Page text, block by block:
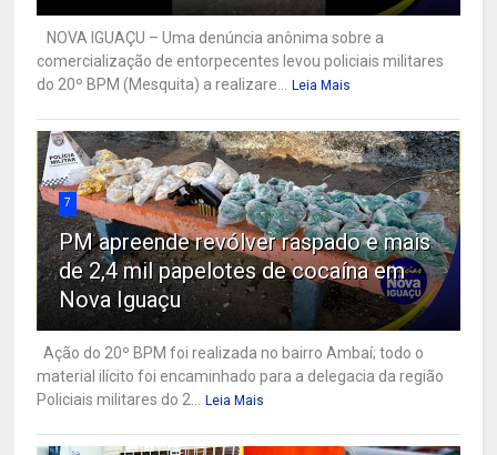
NOVA IGUAÇU – Uma denúncia anônima sobre a
comercialização de entorpecentes levou policiais militares
do 20º BPM (Mesquita) a realizare... Leia Mais
7
PM apreende revólver raspado e mais
de 2,4 mil papelotes de cocaína em
Nova Iguaçu
Ação do 20º BPM foi realizada no bairro Ambaí; todo o
material ilícito foi encaminhado para a delegacia da região
Policiais militares do 2... Leia Mais